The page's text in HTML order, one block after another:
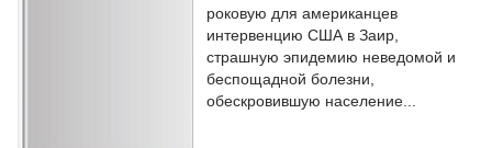
роковую для американцев
интервенцию США в Заир,
страшную эпидемию неведомой и
беспощадной болезни,
обескровившую население...